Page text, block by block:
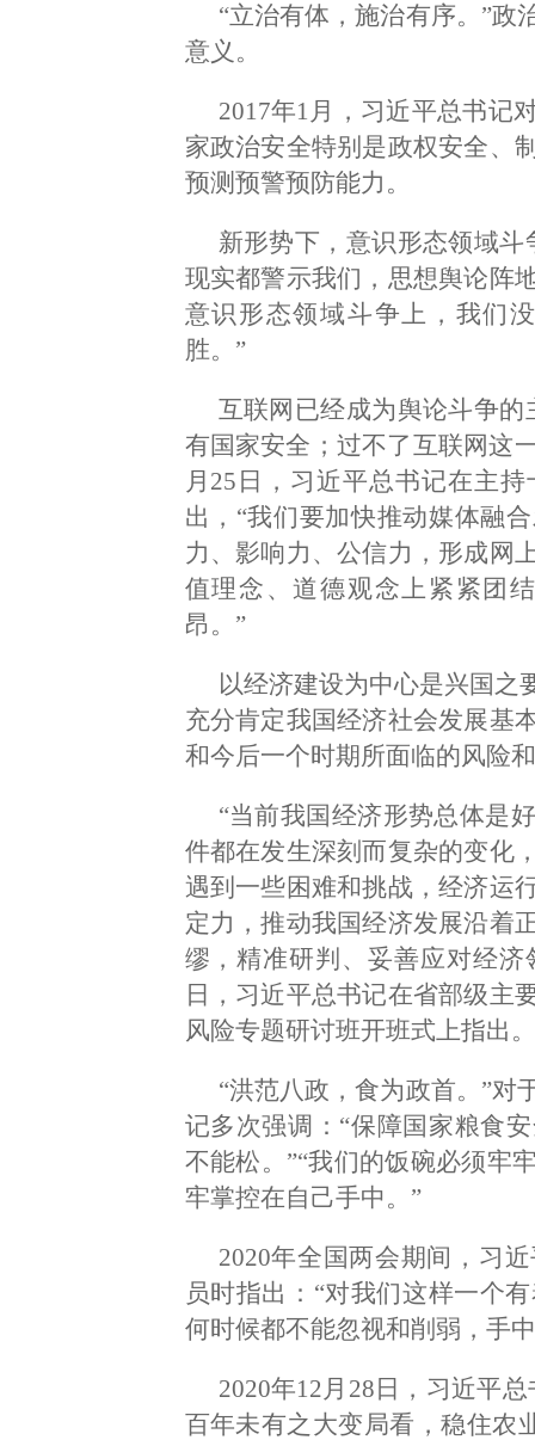
“立治有体，施治有序。”政
意义。
2017年1月，习近平总书记
家政治安全特别是政权安全、
预测预警预防能力。
新形势下，意识形态领域
现实都警示我们，思想舆论阵
意识形态领域斗争上，我们
胜。”
互联网已经成为舆论斗争
有国家安全；过不了互联网这
月25日，习近平总书记在主
出，“我们要加快推动媒体融
力、影响力、公信力，形成网
值理念、道德观念上紧紧团
昂。”
以经济建设为中心是兴国之
充分肯定我国经济社会发展基
和今后一个时期所面临的风险
“当前我国经济形势总体是
件都在发生深刻而复杂的变化
遇到一些困难和挑战，经济运
定力，推动我国经济发展沿着
缪，精准研判、妥善应对经济
日，习近平总书记在省部级主
风险专题研讨班开班式上指出。
“洪范八政，食为政首。”对
记多次强调：“保障国家粮食
不能松。”“我们的饭碗必须牢
牢掌控在自己手中。”
2020年全国两会期间，习
员时指出：“对我们这样一个
何时候都不能忽视和削弱，手
2020年12月28日，习近平
百年未有之大变局看，稳住农